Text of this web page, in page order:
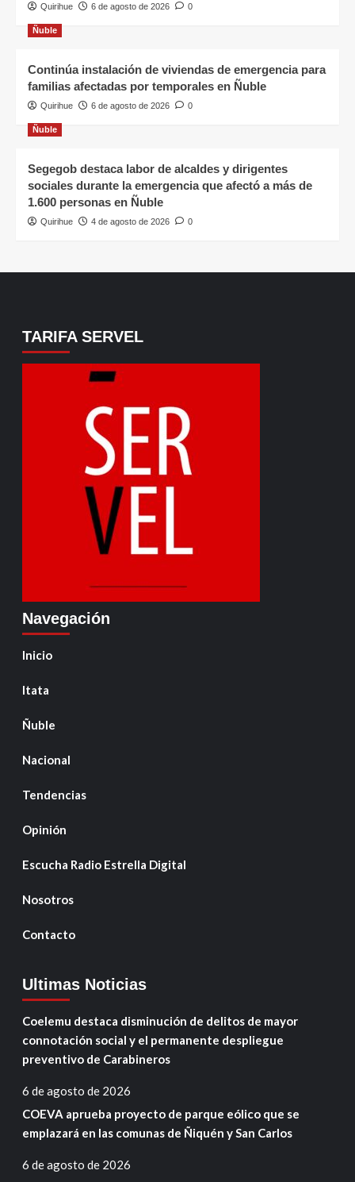
Quirihue 6 de agosto de 2026 0
Ñuble
Continúa instalación de viviendas de emergencia para
familias afectadas por temporales en Ñuble
Quirihue 6 de agosto de 2026 0
Ñuble
Segegob destaca labor de alcaldes y dirigentes
sociales durante la emergencia que afectó a más de
1.600 personas en Ñuble
Quirihue 4 de agosto de 2026 0
TARIFA SERVEL
Navegación
Inicio
Itata
Ñuble
Nacional
Tendencias
Opinión
Escucha Radio Estrella Digital
Nosotros
Contacto
Ultimas Noticias
Coelemu destaca disminución de delitos de mayor
connotación social y el permanente despliegue
preventivo de Carabineros
6 de agosto de 2026
COEVA aprueba proyecto de parque eólico que se
emplazará en las comunas de Ñiquén y San Carlos
6 de agosto de 2026